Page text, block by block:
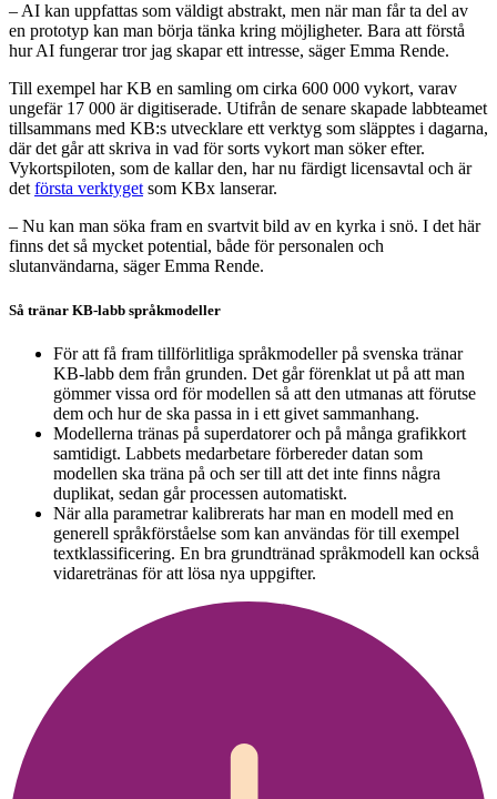
– AI kan uppfattas som väldigt abstrakt, men när man får ta del av
en prototyp kan man börja tänka kring möjligheter. Bara att förstå
hur AI fungerar tror jag skapar ett intresse, säger Emma Rende.
Till exempel har KB en samling om cirka 600 000 vykort, varav
ungefär 17 000 är digitiserade. Utifrån de senare skapade labbteamet
tillsammans med KB:s utvecklare ett verktyg som släpptes i dagarna,
där det går att skriva in vad för sorts vykort man söker efter.
Vykortspiloten, som de kallar den, har nu färdigt licensavtal och är
det första verktyget som KBx lanserar.
– Nu kan man söka fram en svartvit bild av en kyrka i snö. I det här
finns det så mycket potential, både för personalen och
slutanvändarna, säger Emma Rende.
Så tränar KB-labb språkmodeller
För att få fram tillförlitliga språkmodeller på svenska tränar
KB-labb dem från grunden. Det går förenklat ut på att man
gömmer vissa ord för modellen så att den utmanas att förutse
dem och hur de ska passa in i ett givet sammanhang.
Modellerna tränas på superdatorer och på många grafikkort
samtidigt. Labbets medarbetare förbereder datan som
modellen ska träna på och ser till att det inte finns några
duplikat, sedan går processen automatiskt.
När alla parametrar kalibrerats har man en modell med en
generell språkförståelse som kan användas för till exempel
textklassificering. En bra grundtränad språkmodell kan också
vidaretränas för att lösa nya uppgifter.